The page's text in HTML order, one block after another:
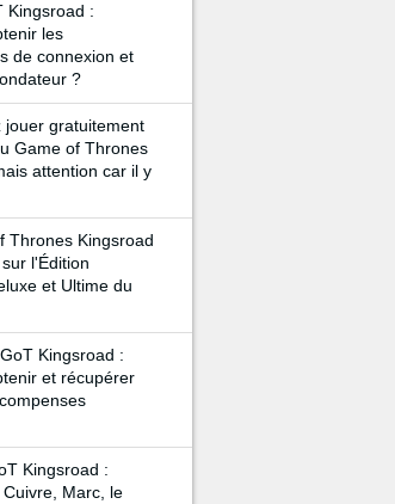
Kingsroad :
les
de connexion et
?
jouer gratuitement
Game of Thrones
attention car il y
Thrones Kingsroad
l'Édition
et Ultime du
Kingsroad :
et récupérer
Kingsroad :
Marc, le